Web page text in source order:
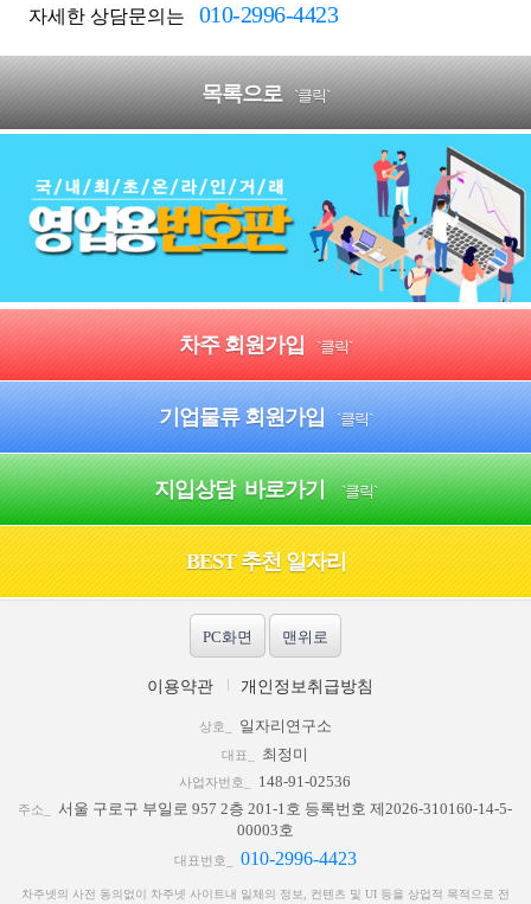
자세한 상담문의는 010-2996-4423
목록으로 `클릭`
차주 회원가입 `클릭`
기업물류 회원가입 `클릭`
지입상담 바로가기 `클릭`
BEST 추천 일자리
PC화면 맨위로
이용약관 개인정보취급방침
상호_ 일자리연구소
대표_ 최정미
사업자번호_ 148-91-02536
주소_서울 구로구 부일로 957 2층 201-1호 등록번호 제2026-310160-14-5-
00003호
대표번호_ 010-2996-4423
차주넷의 사전 동의없이 차주넷 사이트내 일체의 정보, 컨텐츠 및 UI 등을 상업적 목적으로 전